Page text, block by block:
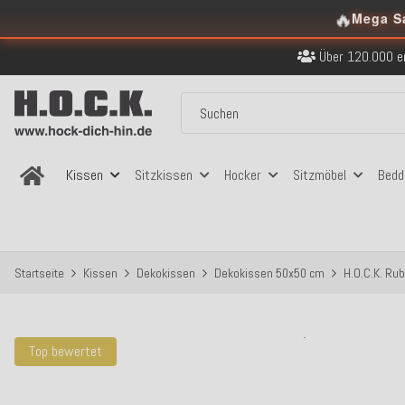
🔥Mega
Kostenloser Versand
Über 120.000
Sicher
Kostenloser Versand
Kissen Sitzkissen Hocker Sitzmöbel
Startseite Kissen Dekokissen Dekokissen 50x50 cm H.O.C.K.
Top bewertet